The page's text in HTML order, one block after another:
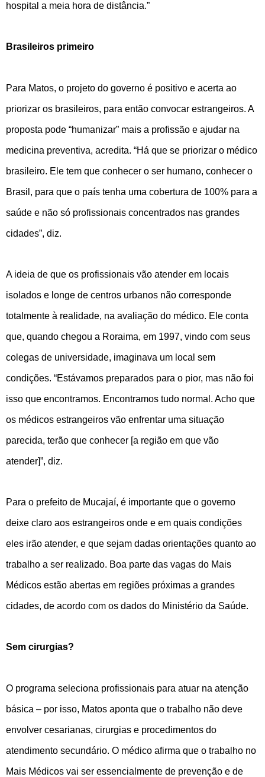
hospital a meia hora de distância.”
Brasileiros primeiro
Para Matos, o projeto do governo é positivo e acerta ao
priorizar os brasileiros, para então convocar estrangeiros. A
proposta pode “humanizar” mais a profissão e ajudar na
medicina preventiva, acredita. “Há que se priorizar o médico
brasileiro. Ele tem que conhecer o ser humano, conhecer o
Brasil, para que o país tenha uma cobertura de 100% para a
saúde e não só profissionais concentrados nas grandes
cidades”, diz.
A ideia de que os profissionais vão atender em locais
isolados e longe de centros urbanos não corresponde
totalmente à realidade, na avaliação do médico. Ele conta
que, quando chegou a Roraima, em 1997, vindo com seus
colegas de universidade, imaginava um local sem
condições. “Estávamos preparados para o pior, mas não foi
isso que encontramos. Encontramos tudo normal. Acho que
os médicos estrangeiros vão enfrentar uma situação
parecida, terão que conhecer [a região em que vão
atender]”, diz.
Para o prefeito de Mucajaí, é importante que o governo
deixe claro aos estrangeiros onde e em quais condições
eles irão atender, e que sejam dadas orientações quanto ao
trabalho a ser realizado. Boa parte das vagas do Mais
Médicos estão abertas em regiões próximas a grandes
cidades, de acordo com os dados do Ministério da Saúde.
Sem cirurgias?
O programa seleciona profissionais para atuar na atenção
básica – por isso, Matos aponta que o trabalho não deve
envolver cesarianas, cirurgias e procedimentos do
atendimento secundário. O médico afirma que o trabalho no
Mais Médicos vai ser essencialmente de prevenção e de